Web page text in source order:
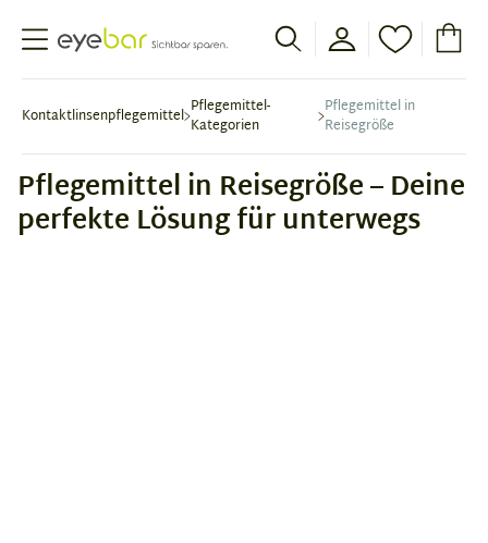
Abele Optic
Kontaktlinsenpflegemittel Pflegemittel-
Kategorien
Pflegemittel in
Reisegröße
Pflegemittel in Reisegröße – Deine
perfekte Lösung für unterwegs